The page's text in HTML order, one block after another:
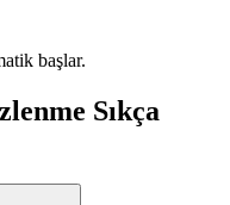
başlar.
Sıkça